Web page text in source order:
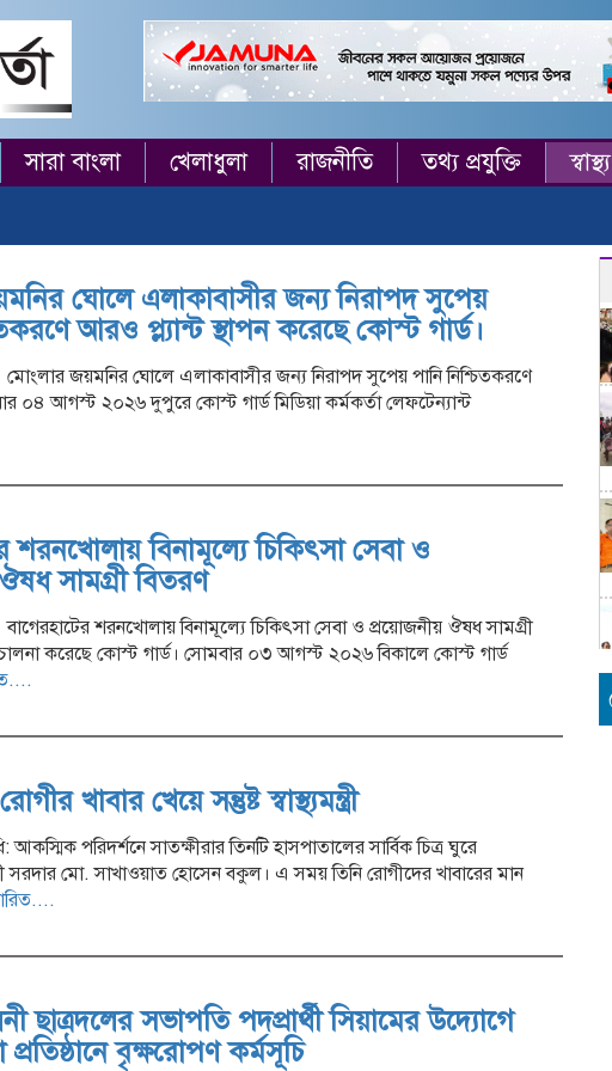
সারা বাংলা খেলাধুলা রাজনীতি তথ্য প্রযুক্তি স্বাস্থ্য
ঘোলে এলাকাবাসীর জন্য নিরাপদ সুপেয়
আরও প্ল্যান্ট স্থাপন করেছে কোস্ট গার্ড।
মোংলার জয়মনির ঘোলে এলাকাবাসীর জন্য নিরাপদ সুপেয় পানি নিশ্চিতকরণে
০৪ আগস্ট ২০২৬ দুপুরে কোস্ট গার্ড মিডিয়া কর্মকর্তা লেফটেন্যান্ট
শরনখোলায় বিনামূল্যে চিকিৎসা সেবা ও
সামগ্রী বিতরণ
বাগেরহাটের শরনখোলায় বিনামূল্যে চিকিৎসা সেবা ও প্রয়োজনীয় ঔষধ সামগ্রী
করেছে কোস্ট গার্ড। সোমবার ০৩ আগস্ট ২০২৬ বিকালে কোস্ট গার্ড
খাবার খেয়ে সন্তুষ্ট স্বাস্থ্যমন্ত্রী
আকস্মিক পরিদর্শনে সাতক্ষীরার তিনটি হাসপাতালের সার্বিক চিত্র ঘুরে
সরদার মো. সাখাওয়াত হোসেন বকুল। এ সময় তিনি রোগীদের খাবারের মান
ছাত্রদলের সভাপতি পদপ্রার্থী সিয়ামের উদ্যোগে
প্রতিষ্ঠানে বৃক্ষরোপণ কর্মসূচি